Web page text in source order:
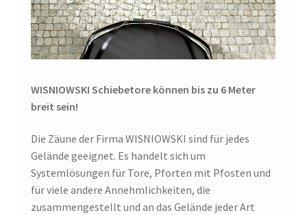
WISNIOWSKI Schiebetore können bis zu 6 Meter
breit sein!
Die Zäune der Firma WISNIOWSKI sind für jedes
Gelände geeignet. Es handelt sich um
Systemlösungen für Tore, Pforten mit Pfosten und
für viele andere Annehmlichkeiten, die
zusammengestellt und an das Gelände jeder Art